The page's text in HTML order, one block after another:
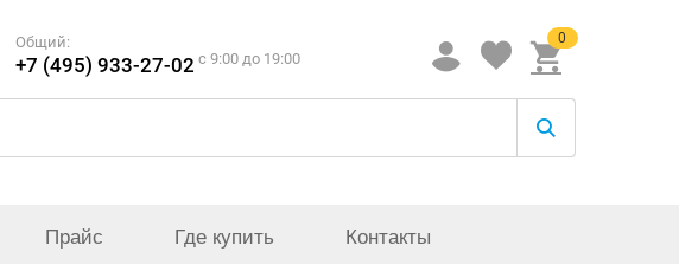
Общий:
+7 (495) 933-27-02 c 9:00 до 19:00
0
Прайс Где купить Контакты